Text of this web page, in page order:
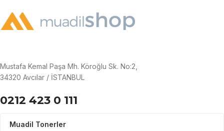
Mustafa Kemal Paşa Mh. Köroğlu Sk. No:2,
34320 Avcılar / İSTANBUL
0212 423 0 111
Muadil Tonerler